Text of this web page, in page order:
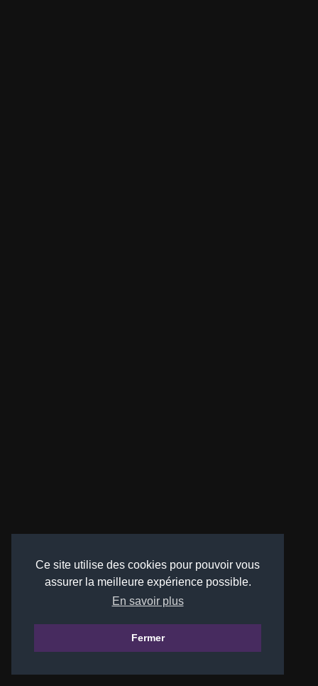
Ce site utilise des cookies pour pouvoir vous
assurer la meilleure expérience possible.
En savoir plus
Fermer